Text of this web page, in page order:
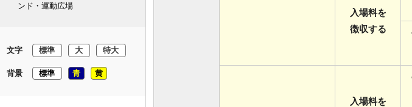
ンド・運動広場
文字 標準 大 特大
背景 標準 青 黄
入場料を
徴収する
入場料を